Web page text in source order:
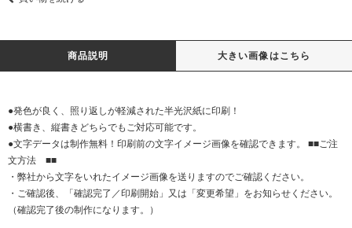
商品説明 大きい画像はこちら
●発色が良く、照り返しが軽減された半光沢紙に印刷！
●横書き、縦書きどちらでもご対応可能です。
●文字データは制作無料！印刷前の文字イメージ画像を確認できます。 ■■ご注
文方法 ■■
・弊社から文字をいれたイメージ画像を送りますのでご確認ください。
・ご確認後、「確認完了／印刷開始」又は「変更希望」をお知らせください。
（確認完了後の制作になります。）